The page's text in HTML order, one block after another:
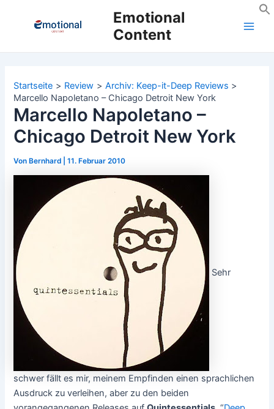
Emotional
Content
Startseite Review
Archiv: Keep-it-Deep Reviews
Marcello Napoletano – Chicago Detroit New York
Marcello Napoletano –
Chicago Detroit New York
Von Bernhard |11. Februar 2010
Sehr
schwer fällt es mir, meinem Empfinden einen sprachlichen
Ausdruck zu verleihen, aber zu den beiden